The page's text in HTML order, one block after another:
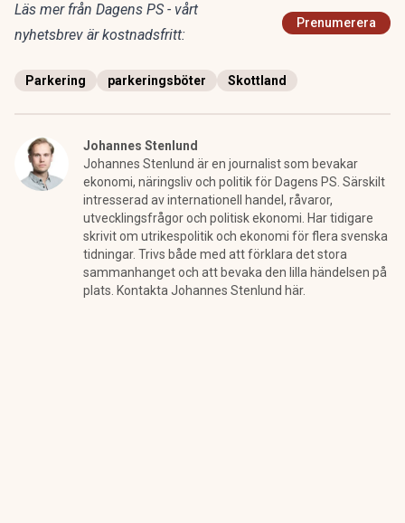
Läs mer från Dagens PS - vårt
nyhetsbrev är kostnadsfritt:
Prenumerera
Parkering parkeringsböter Skottland
Johannes Stenlund
Johannes Stenlund är en journalist som bevakar
ekonomi, näringsliv och politik för Dagens PS. Särskilt
intresserad av internationell handel, råvaror,
utvecklingsfrågor och politisk ekonomi. Har tidigare
skrivit om utrikespolitik och ekonomi för flera svenska
tidningar. Trivs både med att förklara det stora
sammanhanget och att bevaka den lilla händelsen på
plats. Kontakta Johannes Stenlund här.